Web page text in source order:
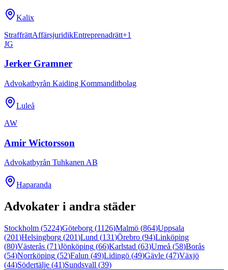
Kalix
StraffrättAffärsjuridikEntreprenadrätt+1
JG
Jerker Gramner
Advokatbyrån Kaiding Kommanditbolag
Luleå
AW
Amir Wictorsson
Advokatbyrån Tuhkanen AB
Haparanda
Advokater i andra städer
Stockholm (5224)Göteborg (1126)Malmö (864)Uppsala
(201)Helsingborg (201)Lund (131)Örebro (94)Linköping
(80)Västerås (71)Jönköping (66)Karlstad (63)Umeå (58)Borås
(54)Norrköping (52)Falun (49)Lidingö (49)Gävle (47)Växjö
(44)Södertälje (41)Sundsvall (39)